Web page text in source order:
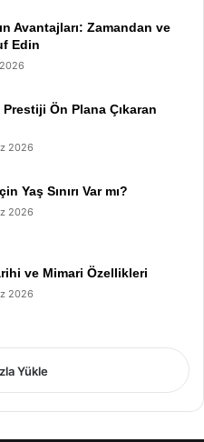
Avantajları: Zamandan ve
Edin
Ön Plana Çıkaran
2026
Yaş Sınırı Var mı?
2026
ve Mimari Özellikleri
2026
Yükle